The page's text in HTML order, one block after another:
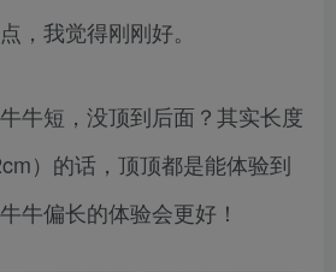
，我觉得刚刚好。
牛短，没顶到后面？其实长度
）的话，顶顶都是能体验到
牛偏长的体验会更好！